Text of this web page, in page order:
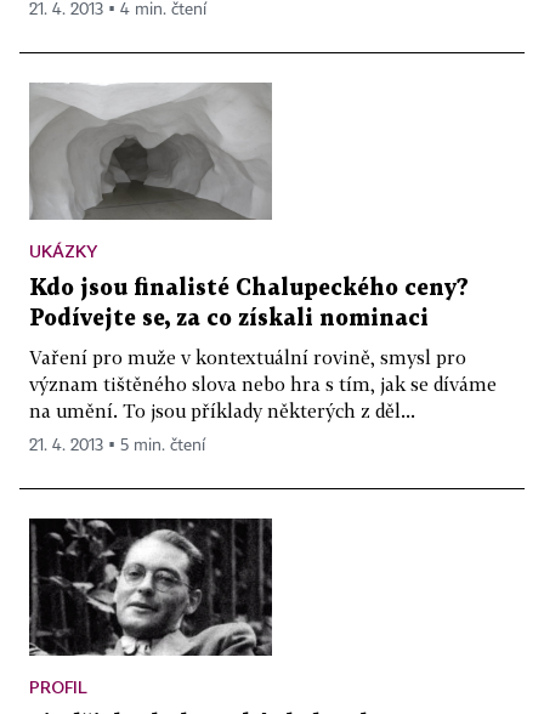
21. 4. 2013 ▪ 4 min. čtení
UKÁZKY
Kdo jsou finalisté Chalupeckého ceny?
Podívejte se, za co získali nominaci
Vaření pro muže v kontextuální rovině, smysl pro
význam tištěného slova nebo hra s tím, jak se díváme
na umění. To jsou příklady některých z děl...
21. 4. 2013 ▪ 5 min. čtení
PROFIL